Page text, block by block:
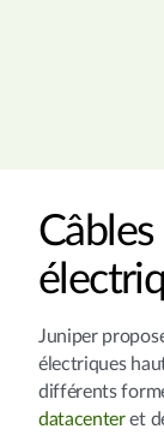
Juniper
électriques
différents
datacenteret